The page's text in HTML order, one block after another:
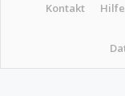
Kontakt Hilfe